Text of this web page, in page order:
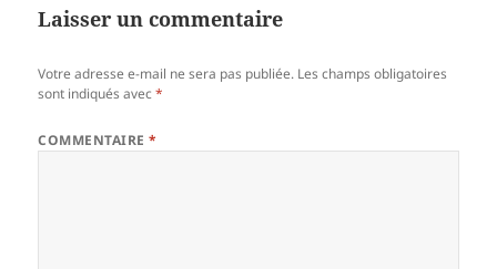
Laisser un commentaire
Votre adresse e-mail ne sera pas publiée. Les champs obligatoires
sont indiqués avec*
COMMENTAIRE*